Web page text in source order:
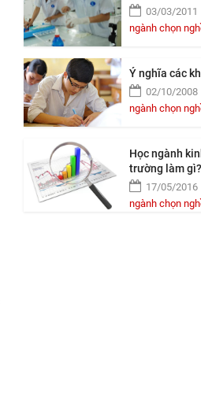
03/03/2011
ngành chọn
Ý nghĩa các
02/10/2008
ngành chọn
Học ngành
trường làm gì?
17/05/2016
ngành chọn